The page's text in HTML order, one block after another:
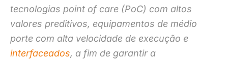
tecnologias point of care (PoC) com altos
valores preditivos, equipamentos de médio
porte com alta velocidade de execução e
interfaceados, a fim de garantir a